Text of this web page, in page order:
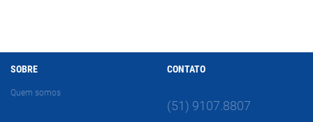
SOBRE
Quem somos
CONTATO
(51) 9107.8807